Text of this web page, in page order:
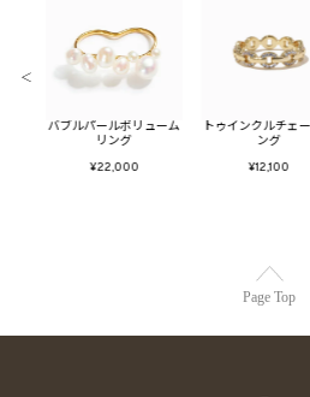
バブルパールボリューム
リング
¥22,000
トゥインクルチェ
ング
¥12,100
＜
Page Top